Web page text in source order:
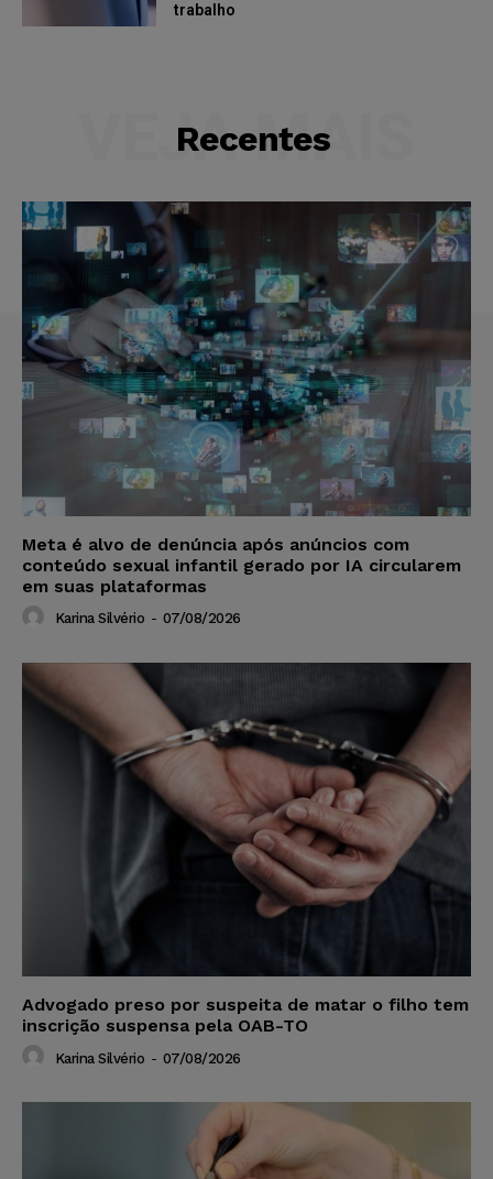
trabalho
Recentes
VEJA MAIS
Meta é alvo de denúncia após anúncios com
conteúdo sexual infantil gerado por IA circularem
em suas plataformas
Karina Silvério - 07/08/2026
Advogado preso por suspeita de matar o filho tem
inscrição suspensa pela OAB-TO
Karina Silvério - 07/08/2026